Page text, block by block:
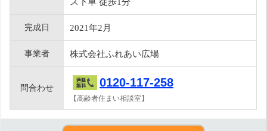
完成日 2021年2月
事業者 株式会社ふれあい広場
問合わせ 0120-117-258
【高齢者住まい相談室】